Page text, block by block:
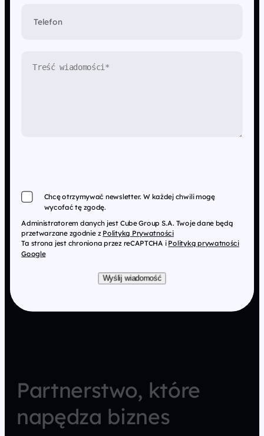
Telefon
Chcę otrzymywać newsletter. W każdej chwili mogę
wycofać tę zgodę.
Administratorem danych jest Cube Group S.A. Twoje dane będą
przetwarzane zgodnie z Polityką Prywatności
Ta strona jest chroniona przez reCAPTCHA i Polityką prywatności
Google
Wyślij wiadomość
Partnerstwo, które
napędza biznes